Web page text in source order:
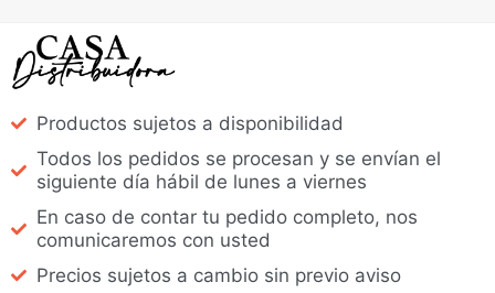
Productos sujetos a disponibilidad
Todos los pedidos se procesan y se envían el
siguiente día hábil de lunes a viernes
En caso de contar tu pedido completo, nos
comunicaremos con usted
Precios sujetos a cambio sin previo aviso